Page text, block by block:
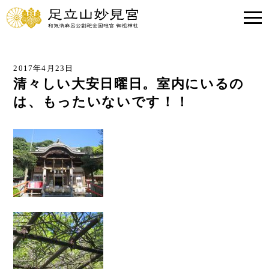
2017年4月23日
清々しい大安日曜日。室内にいるの
は、もったいないです！！